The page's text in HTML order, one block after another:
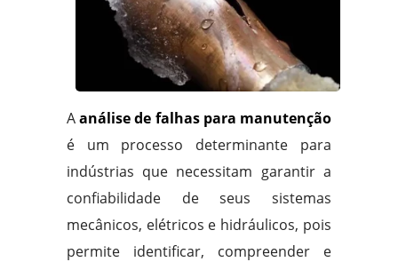
Aanálise de falhas para manutenção
é um processo determinante para
indústrias que necessitam garantir a
confiabilidade de seus sistemas
mecânicos, elétricos e hidráulicos, pois
permite identificar, compreender e